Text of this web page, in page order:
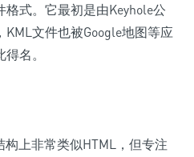
式。它最初是由Keyhole公
文件也被Google地图等应
名。
上非常类似HTML，但专注